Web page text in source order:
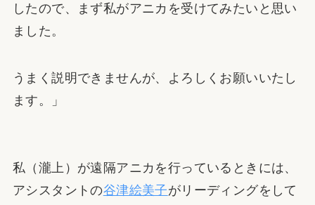
したので、まず私がアニカを受けてみたいと思い
ました。
うまく説明できませんが、よろしくお願いいたし
ます。」
私（瀧上）が遠隔アニカを行っているときには、
アシスタントの谷津絵美子がリーディングをして